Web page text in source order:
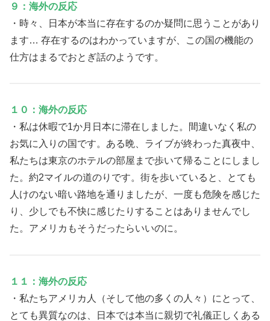
９：海外の反応
・時々、日本が本当に存在するのか疑問に思うことがあり
ます… 存在するのはわかっていますが、この国の機能の
仕方はまるでおとぎ話のようです。
１０：海外の反応
・私は休暇で1か月日本に滞在しました。間違いなく私の
お気に入りの国です。ある晩、ライブが終わった真夜中、
私たちは東京のホテルの部屋まで歩いて帰ることにしまし
た。約2マイルの道のりです。街を歩いていると、とても
人けのない暗い路地を通りましたが、一度も危険を感じた
り、少しでも不快に感じたりすることはありませんでし
た。アメリカもそうだったらいいのに。
１１：海外の反応
・私たちアメリカ人（そして他の多くの人々）にとって、
とても異質なのは、日本では本当に親切で礼儀正しくある